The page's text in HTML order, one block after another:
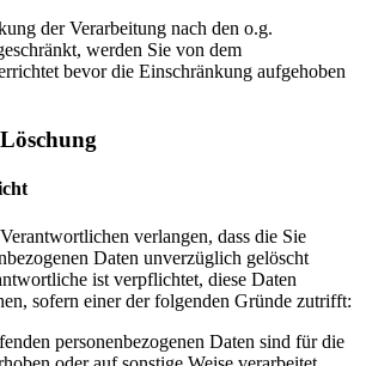
der Verarbeitung nach den o.g.
werden Sie von dem
bevor die Einschränkung aufgehoben
verlangen, dass die Sie
Daten unverzüglich gelöscht
ist verpflichtet, diese Daten
sofern einer der folgenden Gründe zutrifft:
personenbezogenen Daten sind für die